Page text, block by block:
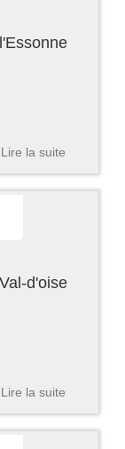
Lire la suite
d'oise
Lire la suite